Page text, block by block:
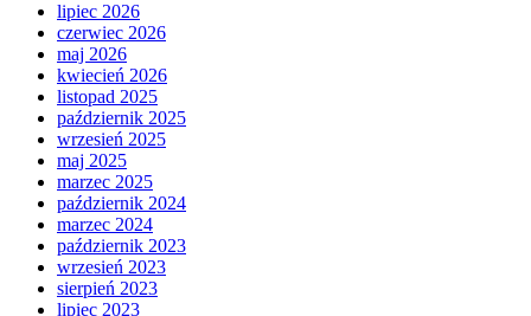
lipiec 2026
czerwiec 2026
maj 2026
kwiecień 2026
listopad 2025
październik 2025
wrzesień 2025
maj 2025
marzec 2025
październik 2024
marzec 2024
październik 2023
wrzesień 2023
sierpień 2023
lipiec 2023